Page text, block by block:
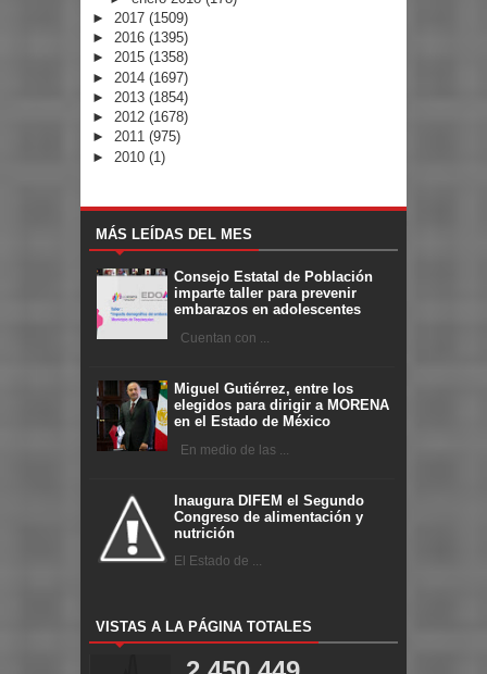
► 2017 (1509)
► 2016 (1395)
► 2015 (1358)
► 2014 (1697)
► 2013 (1854)
► 2012 (1678)
► 2011 (975)
► 2010 (1)
MÁS LEÍDAS DEL MES
Consejo Estatal de Población
imparte taller para prevenir
embarazos en adolescentes
Cuentan con ...
Miguel Gutiérrez, entre los
elegidos para dirigir a MORENA
en el Estado de México
En medio de las ...
Inaugura DIFEM el Segundo
Congreso de alimentación y
nutrición
El Estado de ...
VISTAS A LA PÁGINA TOTALES